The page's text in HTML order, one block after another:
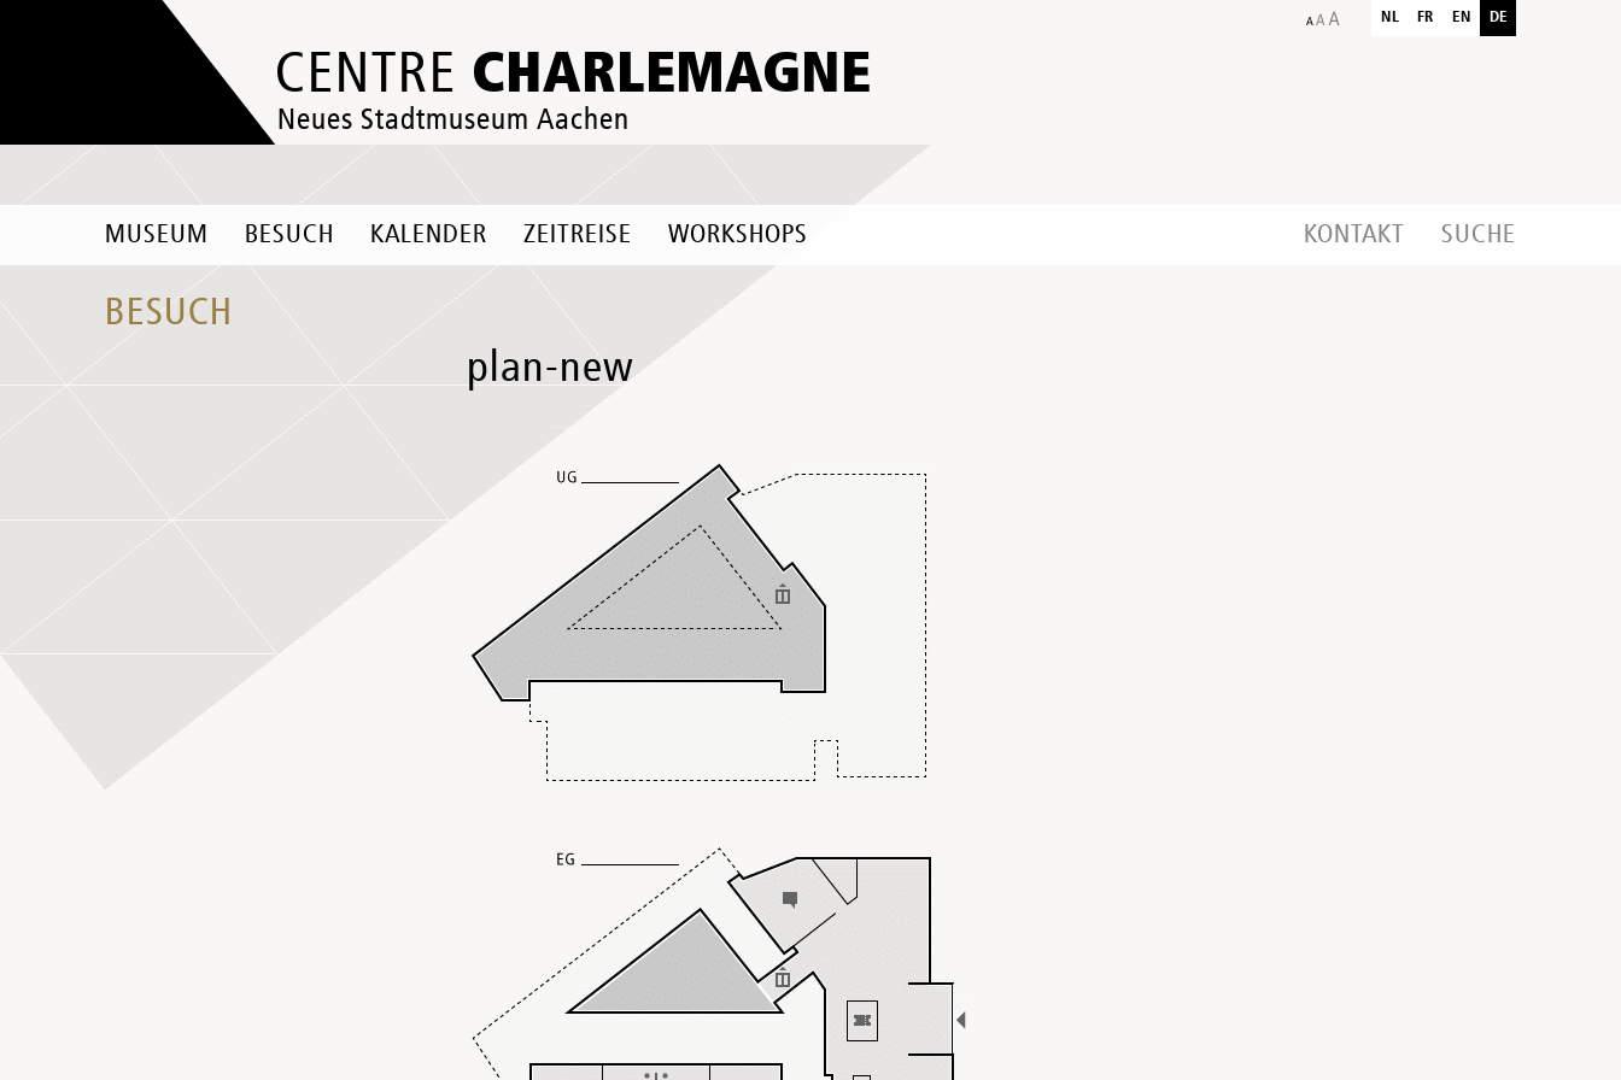
CENTRE CHARLEMAGNE
Neues Stadtmuseum Aachen
NL FR EN DE
MUSEUM BESUCH KALENDER ZEITREISE WORKSHOPS KONTAKT SUCHE
BESUCH
plan-new